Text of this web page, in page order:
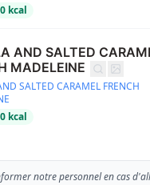
kcal
AND SALTED
MADELEINE
SALTED CARAMEL FRENCH
kcal
notre personnel en cas